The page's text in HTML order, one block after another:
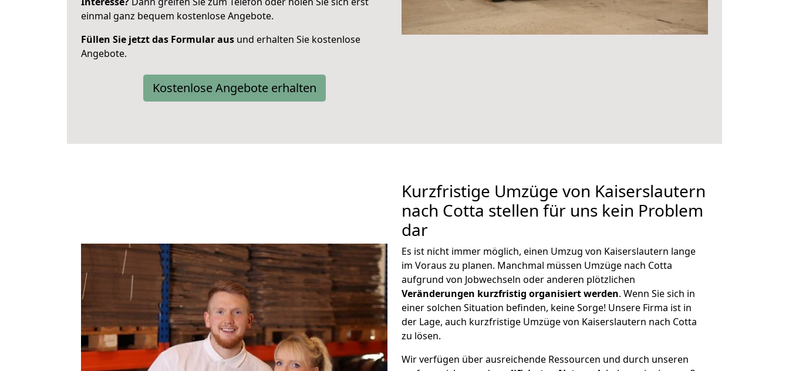
einmal ganz bequem kostenlose Angebote.
Füllen Sie jetzt das Formular aus und erhalten Sie kostenlose
Angebote.
Kostenlose Angebote erhalten
Kurzfristige Umzüge von Kaiserslautern
nach Cotta stellen für uns kein Problem
dar
Es ist nicht immer möglich, einen Umzug von Kaiserslautern lange
im Voraus zu planen. Manchmal müssen Umzüge nach Cotta
aufgrund von Jobwechseln oder anderen plötzlichen
Veränderungen kurzfristig organisiert werden. Wenn Sie sich in
einer solchen Situation befinden, keine Sorge! Unsere Firma ist in
der Lage, auch kurzfristige Umzüge von Kaiserslautern nach Cotta
zu lösen.
Wir verfügen über ausreichende Ressourcen und durch unseren